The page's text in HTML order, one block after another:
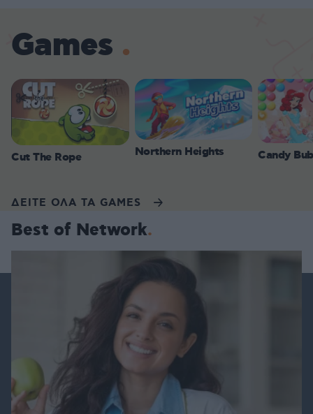
Games
Cut The Rope Northern Heights Candy
ΔΕΙΤΕ ΟΛΑ ΤΑ GAMES
Best of Network